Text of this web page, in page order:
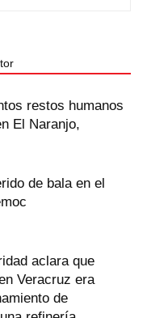
restos humanos
El Naranjo,
de bala en el
aclara que
Veracruz era
de